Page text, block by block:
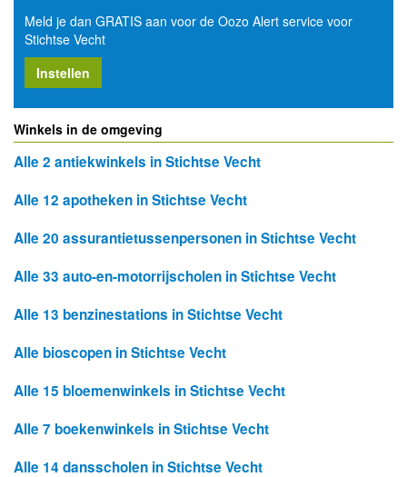
Meld je dan GRATIS aan voor de Oozo Alert service voor
Stichtse Vecht
Instellen
Winkels in de omgeving
Alle 2 antiekwinkels in Stichtse Vecht
Alle 12 apotheken in Stichtse Vecht
Alle 20 assurantietussenpersonen in Stichtse Vecht
Alle 33 auto-en-motorrijscholen in Stichtse Vecht
Alle 13 benzinestations in Stichtse Vecht
Alle bioscopen in Stichtse Vecht
Alle 15 bloemenwinkels in Stichtse Vecht
Alle 7 boekenwinkels in Stichtse Vecht
Alle 14 dansscholen in Stichtse Vecht